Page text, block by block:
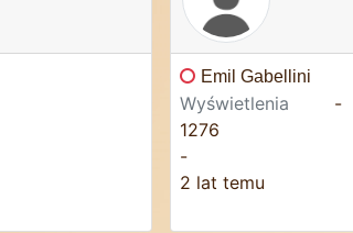
Emil Gabellini
Wyświetlenia
1276
-
2 lat temu
-